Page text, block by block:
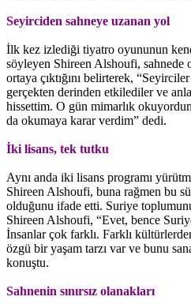
Seyirciden sahneye uzanan yol
İlk kez izlediği tiyatro oyununun
söyleyen Shireen Alshoufi, sahnede
ortaya çıktığını belirterek,
gerçekten derinden etkilediler ve
hissettim. O gün mimarlık
da okumaya karar verdim” dedi.
İki lisans, tek tutku
Aynı anda iki lisans programı
Shireen Alshoufi, buna rağmen bu
olduğunu ifade etti. Suriye
Shireen Alshoufi, “Evet, bence
İnsanlar çok farklı. Farklı
özgü bir yaşam tarzı var ve bunu
konuştu.
Sahnenin sınırsız olanakları